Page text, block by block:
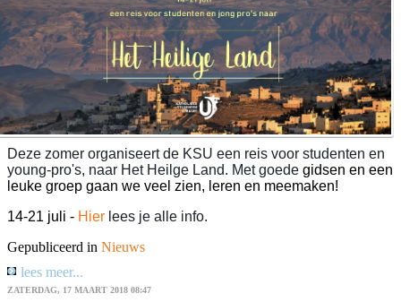
Deze zomer organiseert de KSU een reis voor studenten en
young-pro's, naar Het Heilge Land. Met goede gidsen en een
leuke groep gaan we veel zien, leren en meemaken!
14-21 juli - Hier lees je alle info.
Gepubliceerd in Nieuws
lees meer...
ZATERDAG, 17 MAART 2018 08:47